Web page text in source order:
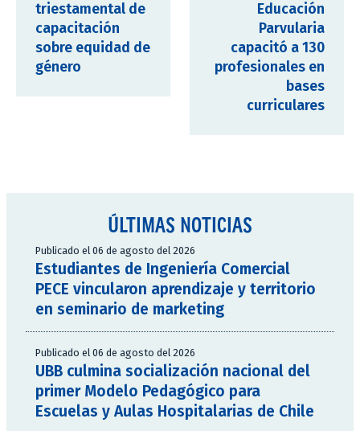
triestamental de
capacitación
sobre equidad de
género
Educación
Parvularia
capacitó a 130
profesionales en
bases
curriculares
ÚLTIMAS NOTICIAS
Publicado el 06 de agosto del 2026
Estudiantes de Ingeniería Comercial
PECE vincularon aprendizaje y territorio
en seminario de marketing
Publicado el 06 de agosto del 2026
UBB culmina socialización nacional del
primer Modelo Pedagógico para
Escuelas y Aulas Hospitalarias de Chile